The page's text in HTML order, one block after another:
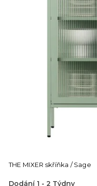
THE MIXER skříňka / Sage
Dodání 1 - 2 Týdny